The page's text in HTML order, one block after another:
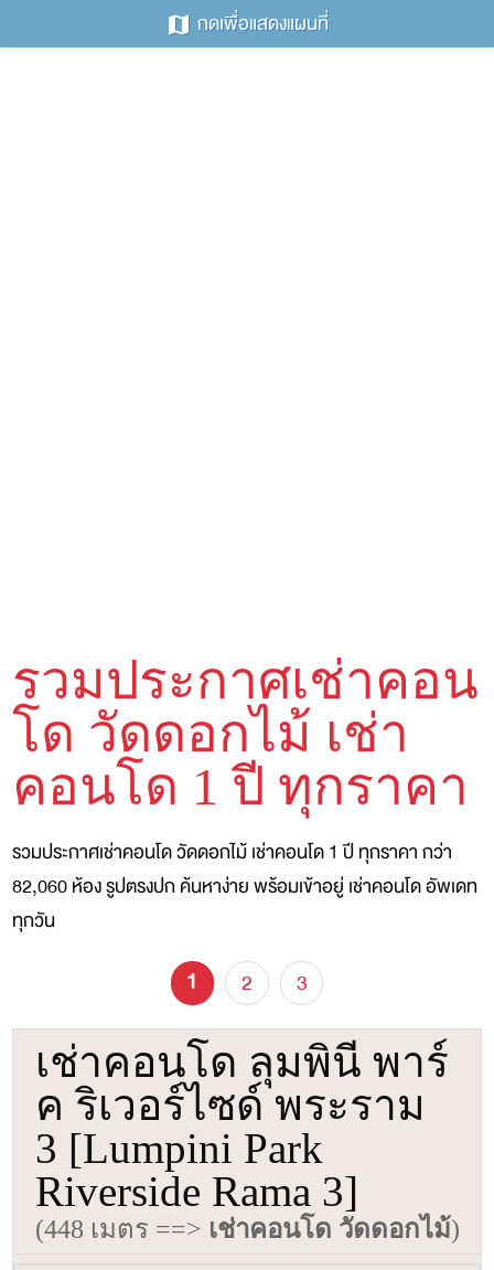
กดเพื่อแสดงแผนที่
รวมประกาศเช่าคอน
โด วัดดอกไม้ เช่า
คอนโด 1 ปี ทุกราคา
รวมประกาศเช่าคอนโด วัดดอกไม้ เช่าคอนโด 1 ปี ทุกราคา กว่า
82,060 ห้อง รูปตรงปก ค้นหาง่าย พร้อมเข้าอยู่ เช่าคอนโด อัพเดท
ทุกวัน
1 2 3
เช่าคอนโด ลุมพินี พาร์
ค ริเวอร์ไซด์ พระราม
3 [Lumpini Park
Riverside Rama 3]
(448 เมตร ==> เช่าคอนโด วัดดอกไม้)